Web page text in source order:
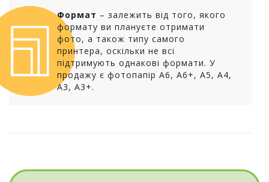
Формат – залежить від того, якого
формату ви плануєте отримати
фото, а також типу самого
принтера, оскільки не всі
підтримують однакові формати. У
продажу є фотопапір А6, А6+, А5, А4,
А3, А3+.